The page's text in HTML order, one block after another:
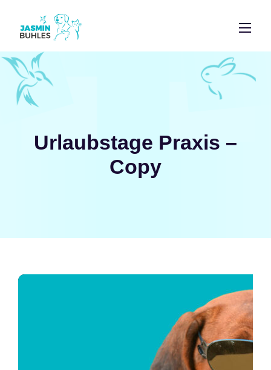
Urlaubstage Praxis –
Copy